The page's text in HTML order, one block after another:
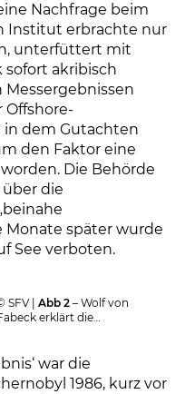
Nachfrage beim
Institut erbrachte nur
unterfüttert mit
sofort akribisch
Offshore-
dem Gutachten
den Faktor eine
Die Behörde
die
Monate später wurde
See verboten.
SFV | Abb 2 – Wolf von
erklärt die
als kaum jemand an
Solarstrom glaubte.
war die
1986, kurz vor